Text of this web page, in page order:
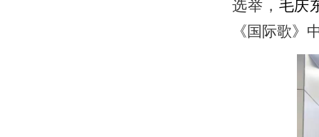
选举， 毛庆
《国际歌》